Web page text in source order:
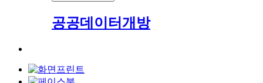
공공데이터개방